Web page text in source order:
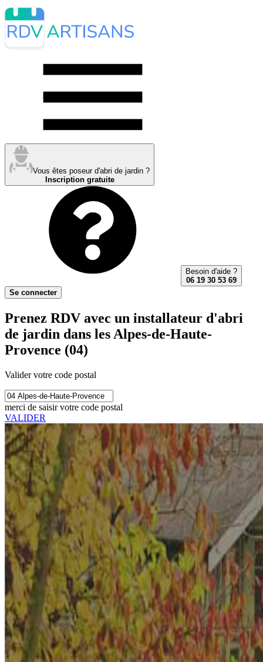
Vous êtes poseur d'abri de jardin ?
Inscription gratuite
Besoin d'aide ?
06 19 30 53 69
Se connecter
Prenez RDV avec un installateur d'abri
de jardin dans les Alpes-de-Haute-
Provence (04)
Valider votre code postal
merci de saisir votre code postal
VALIDER